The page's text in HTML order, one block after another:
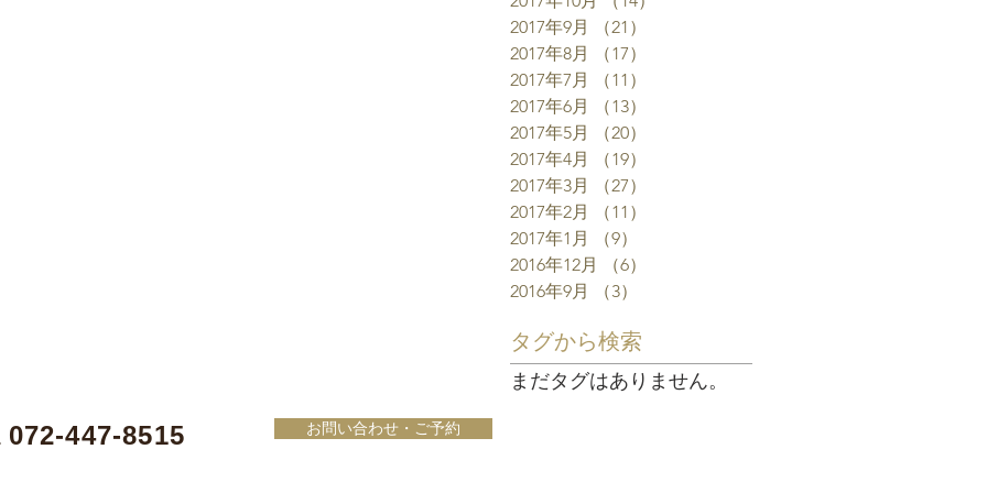
2017年9月
（21）
2017年8月
（17）
2017年7月
（11）
2017年6月
（13）
2017年5月
（20）
2017年4月
（19）
2017年3月
（27）
2017年2月
（11）
2017年1月
（9）
2016年12月
（6）
2016年9月
（3）
タグから検索
まだタグはありません。
072-447-8515 お問い合わせ・ご予約